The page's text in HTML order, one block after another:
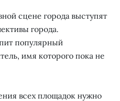
сцене города выступят
города.
популярный
имя которого пока не
всех площадок нужно